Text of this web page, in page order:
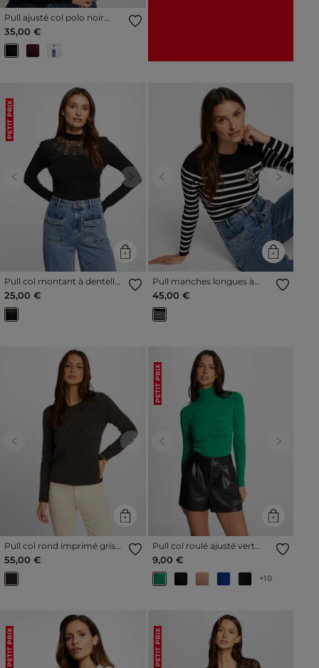
Pull ajusté col polo noir
femme
35,00 €
PETIT PRIX
Previous Next
Pull col montant à dentelle
noir femme
25,00 €
Previous Next
Pull manches longues à
rayures noir femme
45,00 €
Previous Next
Pull col rond imprimé gris
anthracite femme
55,00 €
PETIT PRIX
Previous Next
Pull col roulé ajusté vert
clair femme
9,00 €
+10
PETIT PRIX PETIT PRIX